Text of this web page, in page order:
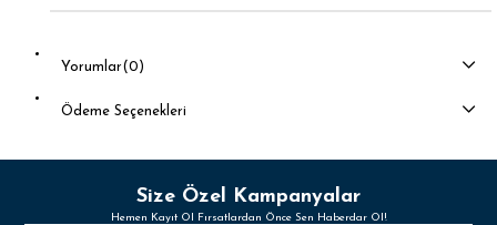
Yorumlar(0)
Ödeme Seçenekleri
Size Özel Kampanyalar
Hemen Kayıt Ol Fırsatlardan Önce Sen Haberdar Ol!